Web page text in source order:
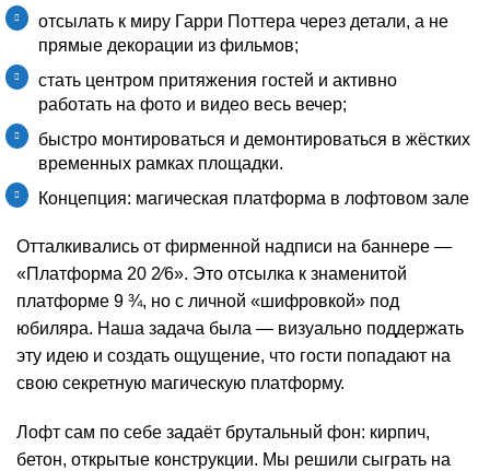
отсылать к миру Гарри Поттера через детали, а не
прямые декорации из фильмов;
стать центром притяжения гостей и активно
работать на фото и видео весь вечер;
быстро монтироваться и демонтироваться в жёстких
временных рамках площадки.
Концепция: магическая платформа в лофтовом зале
Отталкивались от фирменной надписи на баннере —
«Платформа 20 2⁄6». Это отсылка к знаменитой
платформе 9 ¾, но с личной «шифровкой» под
юбиляра. Наша задача была — визуально поддержать
эту идею и создать ощущение, что гости попадают на
свою секретную магическую платформу.
Лофт сам по себе задаёт брутальный фон: кирпич,
бетон, открытые конструкции. Мы решили сыграть на